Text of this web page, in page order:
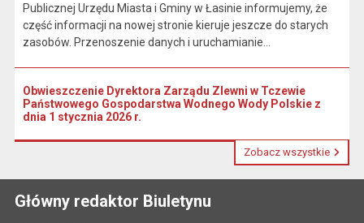
Publicznej Urzędu Miasta i Gminy w Łasinie informujemy, że
część informacji na nowej stronie kieruje jeszcze do starych
zasobów. Przenoszenie danych i uruchamianie...
Obwieszczenie Dyrektora Zarządu Zlewni w Tczewie
Państwowego Gospodarstwa Wodnego Wody Polskie z
dnia 1 stycznia 2026 r.
Zobacz wszystkie
Główny redaktor Biuletynu